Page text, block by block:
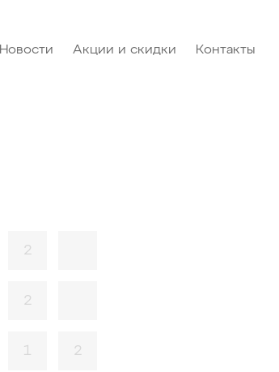
Новости Акции и скидки Контакты
2
2
1 2